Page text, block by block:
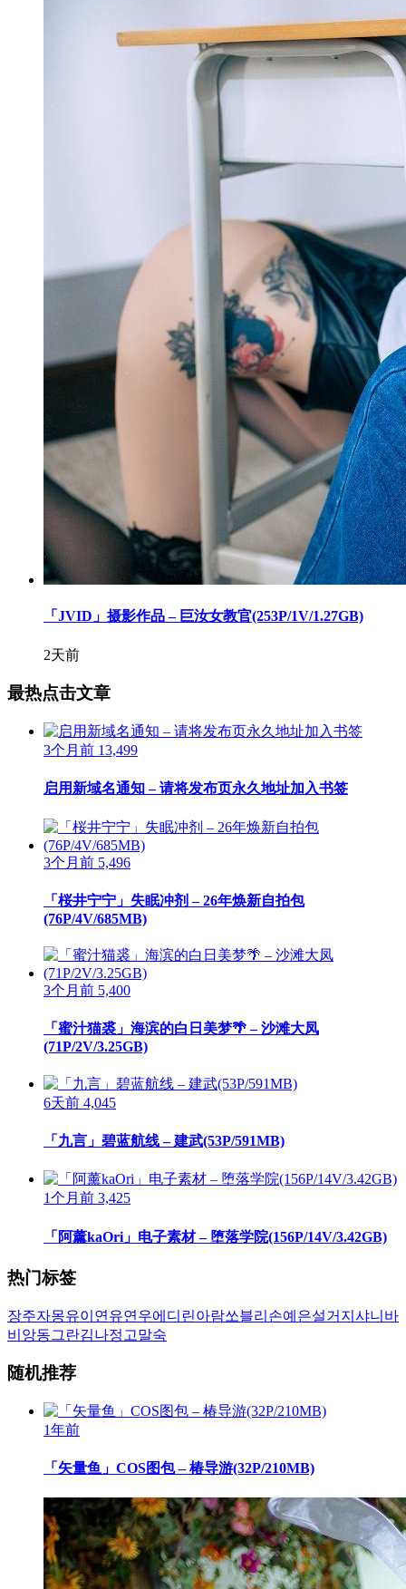
「JVID」摄影作品 – 巨汝女教官(253P/1V/1.27GB)
2天前
最热点击文章
3个月前 13,499
启用新域名通知 – 请将发布页永久地址加入书签
3个月前 5,496
「桜井宁宁」失眠冲剂 – 26年焕新自拍包
(76P/4V/685MB)
3个月前 5,400
「蜜汁猫裘」海滨的白日美梦🌴 – 沙滩大凤
(71P/2V/3.25GB)
6天前 4,045
「九言」碧蓝航线 – 建武(53P/591MB)
1个月前 3,425
「阿薰kaOri」电子素材 – 堕落学院(156P/14V/3.42GB)
热门标签
장주자몽유이 연유연우에디린아람쏘블리 손예은설거지 샤니 바
비앙동그란김나정 고말숙
随机推荐
1年前
「矢量鱼」COS图包 – 椿导游(32P/210MB)